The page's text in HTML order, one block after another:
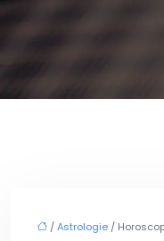
/Astrologie /